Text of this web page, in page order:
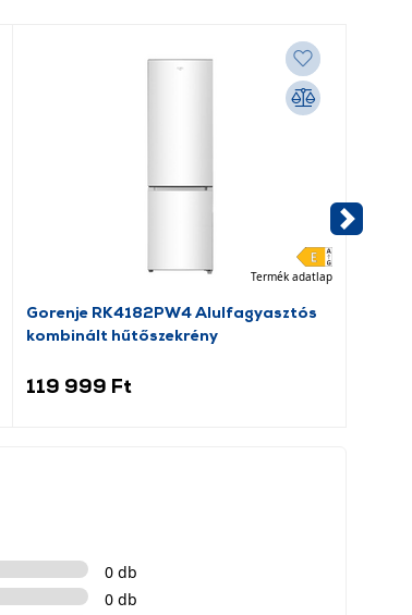
Termék adatlap
Gorenje RK4182PW4 Alulfagyasztós
kombinált hűtőszekrény
119 999 Ft
0 db
0 db